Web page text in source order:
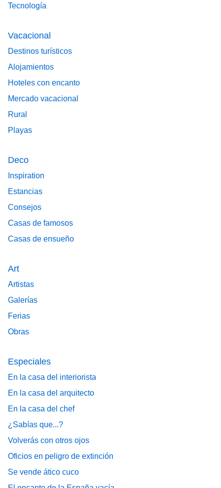
Tecnología
Vacacional
Destinos turísticos
Alojamientos
Hoteles con encanto
Mercado vacacional
Rural
Playas
Deco
Inspiration
Estancias
Consejos
Casas de famosos
Casas de ensueño
Art
Artistas
Galerías
Ferias
Obras
Especiales
En la casa del interiorista
En la casa del arquitecto
En la casa del chef
¿Sabías que...?
Volverás con otros ojos
Oficios en peligro de extinción
Se vende ático cuco